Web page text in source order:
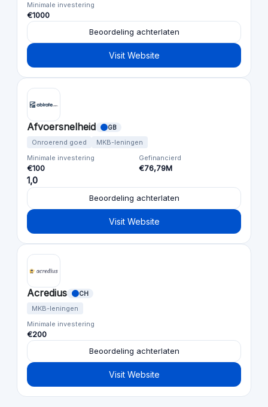
Minimale investering
€1000
Beoordeling achterlaten
Visit Website
Afvoersnelheid GB
Onroerend goed
MKB-leningen
Minimale investering
€100
Gefinancierd
€76,79M
1,0
Beoordeling achterlaten
Visit Website
Acredius CH
MKB-leningen
Minimale investering
€200
Beoordeling achterlaten
Visit Website